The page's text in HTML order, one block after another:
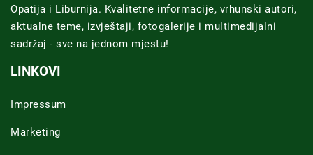
Opatija i Liburnija. Kvalitetne informacije, vrhunski autori,
aktualne teme, izvještaji, fotogalerije i multimedijalni
sadržaj - sve na jednom mjestu!
LINKOVI
Impressum
Marketing